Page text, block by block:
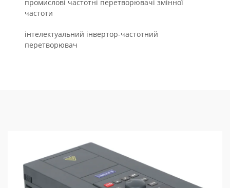
промислові частотні перетворювачі змінної
частоти
інтелектуальний інвертор-частотний
перетворювач